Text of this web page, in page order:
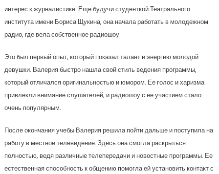
интерес к журналистике. Еще будучи студенткой Театрального
института имени Бориса Щукина, она начала работать в молодежном
радио, где вела собственное радиошоу.
Это был первый опыт, который показал талант и энергию молодой
девушки. Валерия быстро нашла свой стиль ведения программы,
который отличался оригинальностью и юмором. Ее голос и харизма
привлекли внимание слушателей, и радиошоу с ее участием стало
очень популярным.
После окончания учебы Валерия решила пойти дальше и поступила на
работу в местное телевидение. Здесь она смогла раскрыться
полностью, ведя различные телепередачи и новостные программы. Ее
естественная способность к общению помогла ей установить контакт с